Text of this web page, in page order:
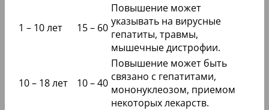
1 – 10 лет 15 – 60
Повышение может
указывать на вирусные
гепатиты, травмы,
мышечные дистрофии.
10 – 18 лет 10 – 40
Повышение может быть
связано с гепатитами,
мононуклеозом, приемом
некоторых лекарств.